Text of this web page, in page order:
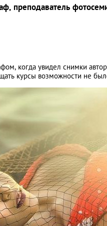
преподаватель
когда увидел снимки
курсы возможности не